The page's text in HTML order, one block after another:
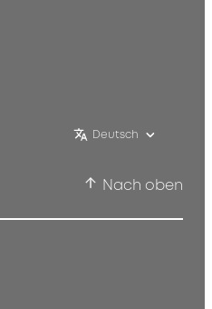
Deutsch
Nach oben